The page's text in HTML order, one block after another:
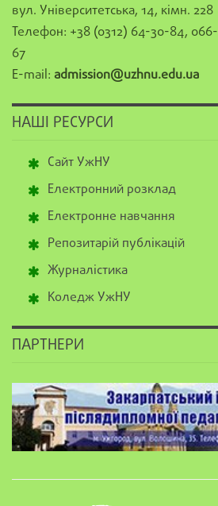
вул. Університетська, 14, кімн. 228
Телефон: +38 (0312) 64-30-84,
67
E-mail: admission@uzhnu.edu.ua
НАШІ РЕСУРСИ
Сайт УжНУ
Електронний розклад
Електронне навчання
Репозитарій публікацій
Журналістика
Коледж УжНУ
ПАРТНЕРИ